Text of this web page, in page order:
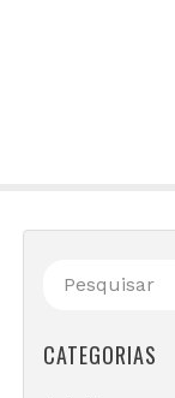
CATEGORIAS